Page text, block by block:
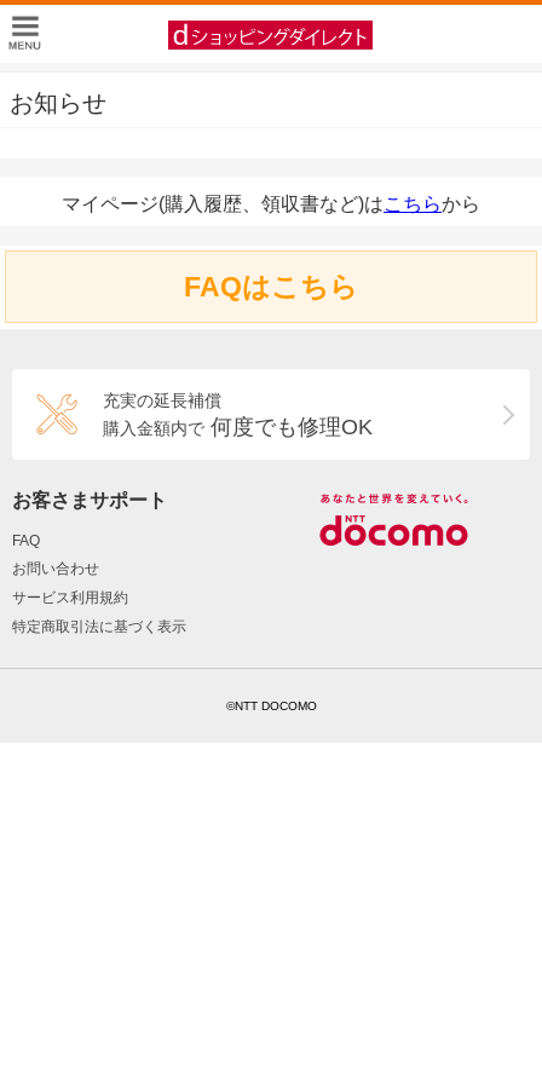
お知らせ
マイページ(購入履歴、領収書など)はこちらから
FAQはこちら
充実の延長補償
購入金額内で 何度でも修理OK
お客さまサポート
FAQ
お問い合わせ
サービス利用規約
特定商取引法に基づく表示
©NTT DOCOMO